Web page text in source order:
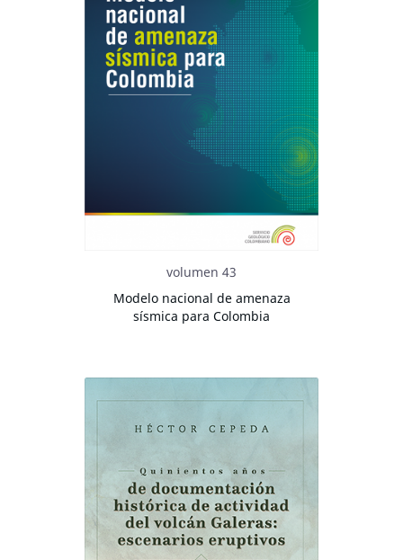
volumen 43
Modelo nacional de amenaza
sísmica para Colombia